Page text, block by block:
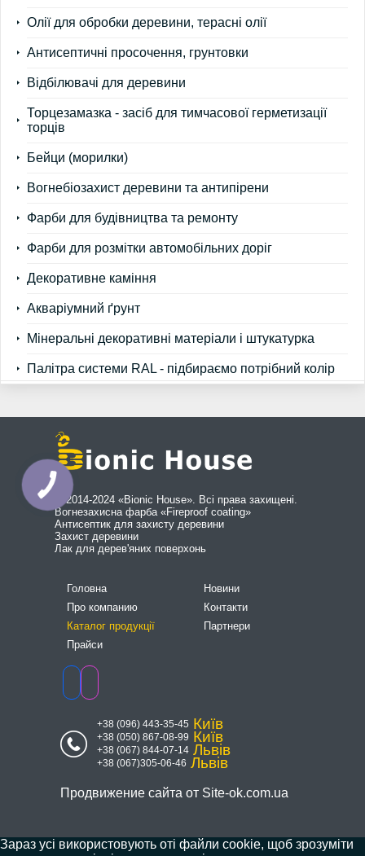
Олії для обробки деревини, терасні олії
Антисептичні просочення, грунтовки
Відбілювачі для деревини
Торцезамазка - засіб для тимчасової герметизації
торців
Бейци (морилки)
Вогнебіозахист деревини та антипірени
Фарби для будівництва та ремонту
Фарби для розмітки автомобільних доріг
Декоративне каміння
Акваріумний ґрунт
Мінеральні декоративні матеріали і штукатурка
Палітра системи RAL - підбираємо потрібний колір
© 2014-2024 «Bionic House». Всі права захищені.
Вогнезахисна фарба «Fireproof coating»
Антисептик для захисту деревини
Захист деревини
Лак для дерев'яних поверхонь
Головна
Про компанию
Каталог продукції
Прайси
Новини
Контакти
Партнери
+38 (096) 443-35-45 Київ
+38 (050) 867-08-99 Київ
+38 (067) 844-07-14 Львів
+38 (067)305-06-46 Львів
Продвижение сайта от Site-ok.com.ua
Зараз усі використовують оті файли cookie, щоб зрозуміти